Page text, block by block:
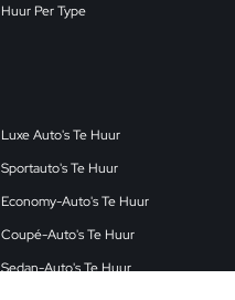
Huur Per Type
Luxe Auto's Te Huur
Sportauto's Te Huur
Economy-Auto's Te Huur
Coupé-Auto's Te Huur
Sedan-Auto's Te Huur